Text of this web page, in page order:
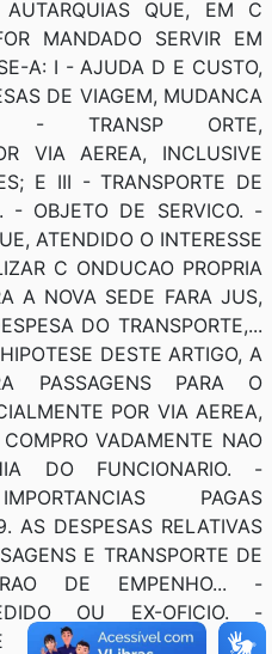
QUE, EM C
MANDADO SERVIR EM
A: I - AJUDA D E CUSTO,
DE VIAGEM, MUDANCA
- TRANSP ORTE,
VIA AEREA, INCLUSIVE
E III - TRANSPORTE DE
- OBJETO DE SERVICO. -
ATENDIDO O INTERESSE
C ONDUCAO PROPRIA
A NOVA SEDE FARA JUS,
DO TRANSPORTE,...
DESTE ARTIGO, A
PASSAGENS PARA O
POR VIA AEREA,
VADAMENTE NAO
DO FUNCIONARIO. -
PAGAS
AS DESPESAS RELATIVAS
E TRANSPORTE DE
DE EMPENHO... -
OU EX-OFICIO. -
DESPESAS COM